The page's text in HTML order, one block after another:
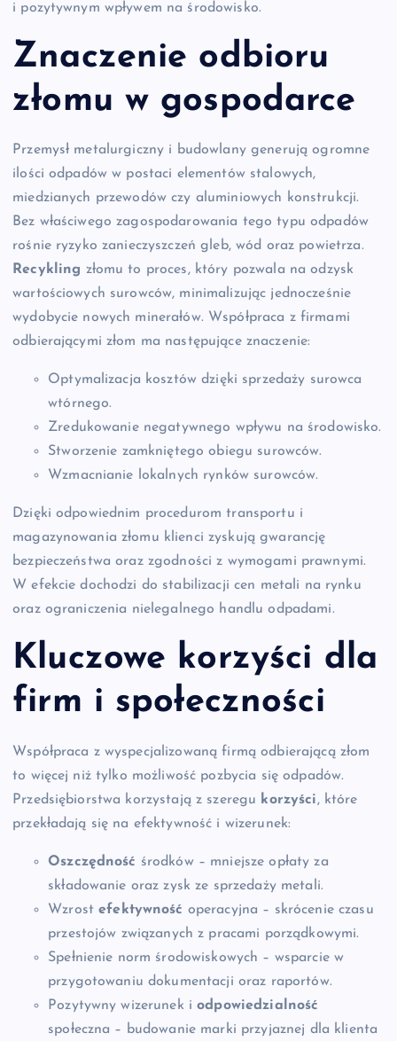
i pozytywnym wpływem na środowisko.
Znaczenie odbioru
złomu w gospodarce
Przemysł metalurgiczny i budowlany generują ogromne
ilości odpadów w postaci elementów stalowych,
miedzianych przewodów czy aluminiowych konstrukcji.
Bez właściwego zagospodarowania tego typu odpadów
rośnie ryzyko zanieczyszczeń gleb, wód oraz powietrza.
Recykling złomu to proces, który pozwala na odzysk
wartościowych surowców, minimalizując jednocześnie
wydobycie nowych minerałów. Współpraca z firmami
odbierającymi złom ma następujące znaczenie:
Optymalizacja kosztów dzięki sprzedaży surowca
wtórnego.
Zredukowanie negatywnego wpływu na środowisko.
Stworzenie zamkniętego obiegu surowców.
Wzmacnianie lokalnych rynków surowców.
Dzięki odpowiednim procedurom transportu i
magazynowania złomu klienci zyskują gwarancję
bezpieczeństwa oraz zgodności z wymogami prawnymi.
W efekcie dochodzi do stabilizacji cen metali na rynku
oraz ograniczenia nielegalnego handlu odpadami.
Kluczowe korzyści dla
firm i społeczności
Współpraca z wyspecjalizowaną firmą odbierającą złom
to więcej niż tylko możliwość pozbycia się odpadów.
Przedsiębiorstwa korzystają z szeregu korzyści, które
przekładają się na efektywność i wizerunek:
Oszczędność środków – mniejsze opłaty za
składowanie oraz zysk ze sprzedaży metali.
Wzrostefektywność operacyjna – skrócenie czasu
przestojów związanych z pracami porządkowymi.
Spełnienie norm środowiskowych – wsparcie w
przygotowaniu dokumentacji oraz raportów.
Pozytywny wizerunek iodpowiedzialność
społeczna – budowanie marki przyjaznej dla klienta